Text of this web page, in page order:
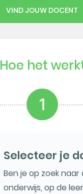
VIND JOUW DOCENT
Hoe het
1
Selecteer je
Ben je op zoek
onderwijs, op de